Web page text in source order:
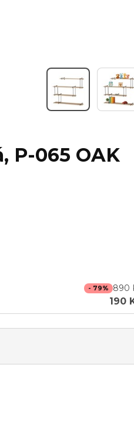
P-065 OAK
- 79% 890
190